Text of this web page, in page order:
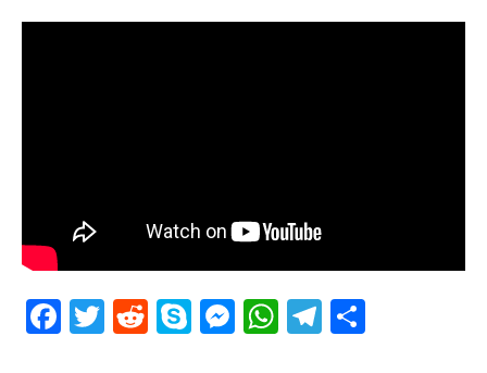
Facebook
Twitter
RedditSkypeMessenger
WhatsApp
Telegram